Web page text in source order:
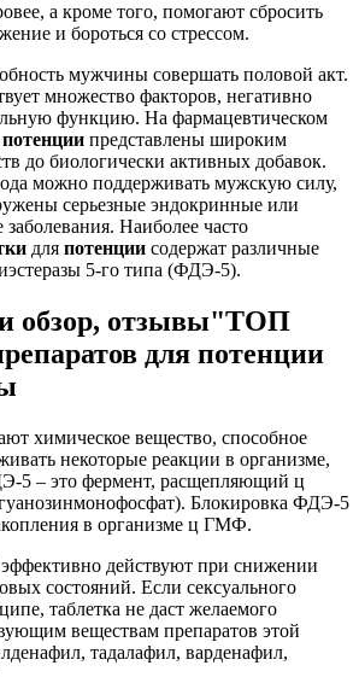
а кроме того, помогают сбросить
и бороться со стрессом.
мужчины совершать половой акт.
множество факторов, негативно
функцию. На фармацевтическом
потенции представлены широким
до биологически активных добавок.
можно поддерживать мужскую силу,
серьезные эндокринные или
заболевания. Наиболее часто
для потенции содержат различные
5-го типа (ФДЭ-5).
обзор, отзывы"ТОП
для потенции
химическое вещество, способное
некоторые реакции в организме,
5 – это фермент, расщепляющий ц
Блокировка ФДЭ-5
в организме ц ГМФ.
действуют при снижении
состояний. Если сексуального
таблетка не даст желаемого
веществам препаратов этой
тадалафил, варденафил,